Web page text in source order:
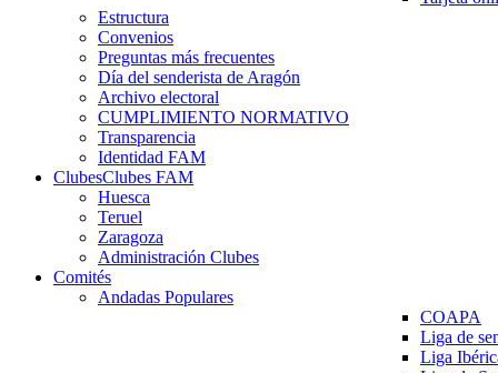
Estructura
Convenios
Preguntas más frecuentes
Día del senderista de Aragón
Archivo electoral
CUMPLIMIENTO NORMATIVO
Transparencia
Identidad FAM
ClubesClubes FAM
Huesca
Teruel
Zaragoza
Administración Clubes
Comités
Andadas Populares
COAPA
Liga de
Liga